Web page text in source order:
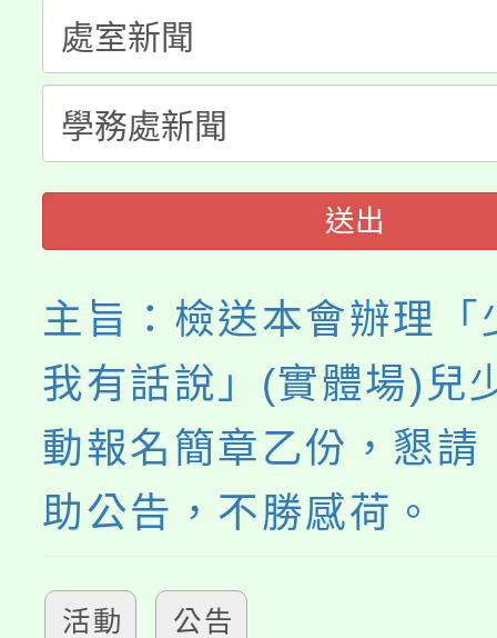
者。
份教師研習
淨零綠生活教案入校路
會
115年食農教育專業人
程
送出
主旨：檢送本會辦理「
我有話說」(實體場)兒
動報名簡章乙份，懇
助公告，不勝感荷。
活動 公告